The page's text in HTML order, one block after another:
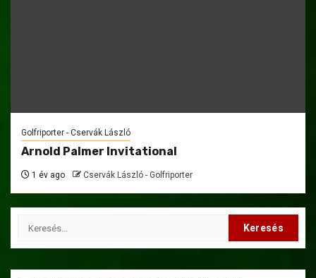
Golfriporter - Cservák László
Arnold Palmer Invitational
1 év ago Cservák László - Golfriporter
Keresés: